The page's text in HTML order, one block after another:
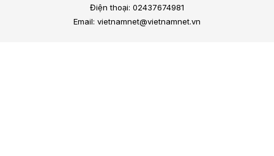
Điện thoại: 02437674981
Email: vietnamnet@vietnamnet.vn